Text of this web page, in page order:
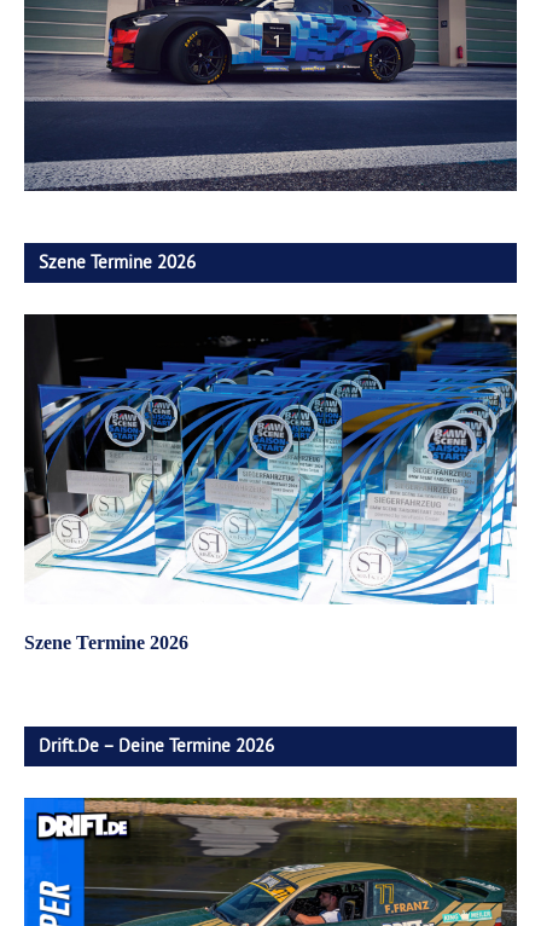
Szene Termine 2026
Szene Termine 2026
Drift.de – Deine Termine 2026